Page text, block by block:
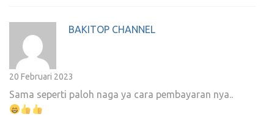
BAKITOP CHANNEL
20 Februari 2023
Sama seperti paloh naga ya cara pembayaran nya..